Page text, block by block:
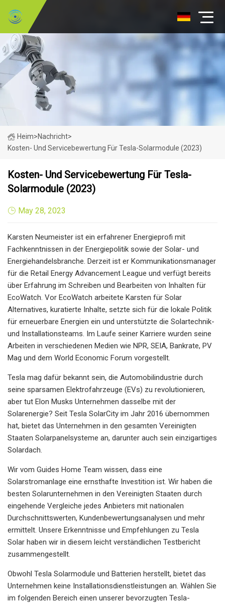
Heim>Nachricht>
Kosten- Und Servicebewertung Für Tesla-Solarmodule (2023)
Kosten- Und Servicebewertung Für Tesla-
Solarmodule (2023)
May 28, 2023
Karsten Neumeister ist ein erfahrener Energieprofi mit
Fachkenntnissen in der Energiepolitik sowie der Solar- und
Energiehandelsbranche. Derzeit ist er Kommunikationsmanager
für die Retail Energy Advancement League und verfügt bereits
über Erfahrung im Schreiben und Bearbeiten von Inhalten für
EcoWatch. Vor EcoWatch arbeitete Karsten für Solar
Alternatives, kuratierte Inhalte, setzte sich für die lokale Politik
für erneuerbare Energien ein und unterstützte die Solartechnik-
und Installationsteams. Im Laufe seiner Karriere wurden seine
Arbeiten in verschiedenen Medien wie NPR, SEIA, Bankrate, PV
Mag und dem World Economic Forum vorgestellt.
Tesla mag dafür bekannt sein, die Automobilindustrie durch
seine sparsamen Elektrofahrzeuge (EVs) zu revolutionieren,
aber tut Elon Musks Unternehmen dasselbe mit der
Solarenergie? Seit Tesla SolarCity im Jahr 2016 übernommen
hat, bietet das Unternehmen in den gesamten Vereinigten
Staaten Solarpanelsysteme an, darunter auch sein einzigartiges
Solardach.
Wir vom Guides Home Team wissen, dass eine
Solarstromanlage eine ernsthafte Investition ist. Wir haben die
besten Solarunternehmen in den Vereinigten Staaten durch
eingehende Vergleiche jedes Anbieters mit nationalen
Durchschnittswerten, Kundenbewertungsanalysen und mehr
ermittelt. Unsere Erkenntnisse und Empfehlungen zu Tesla
Solar haben wir in diesem leicht verständlichen Testbericht
zusammengestellt.
Obwohl Tesla Solarmodule und Batterien herstellt, bietet das
Unternehmen keine Installationsdienstleistungen an. Wählen Sie
im folgenden Bereich einen unserer bevorzugten Tesla-